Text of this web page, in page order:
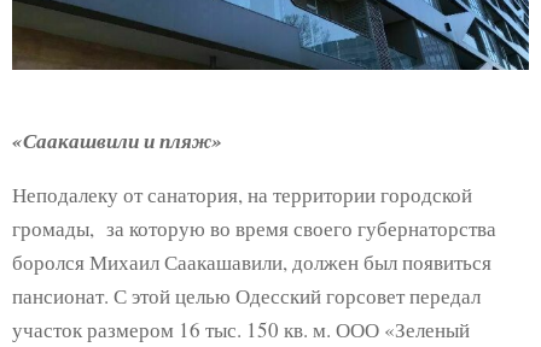
«Саакашвили и пляж»
Неподалеку от санатория, на территории городской
громады, за которую во время своего губернаторства
боролся Михаил Саакашавили, должен был появиться
пансионат. С этой целью Одесский горсовет передал
участок размером 16 тыс. 150 кв. м. ООО «Зеленый